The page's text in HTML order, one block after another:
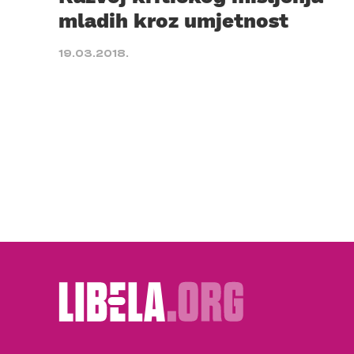
mladih kroz umjetnost
19.03.2018.